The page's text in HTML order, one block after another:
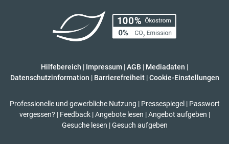
Hilfebereich | Impressum |AGB | Mediadaten |
Datenschutzinformation | Barrierefreiheit | Cookie-Einstellungen
Professionelle und gewerbliche Nutzung | Pressespiegel | Passwort
vergessen? | Feedback | Angebote lesen | Angebot aufgeben |
Gesuche lesen | Gesuch aufgeben